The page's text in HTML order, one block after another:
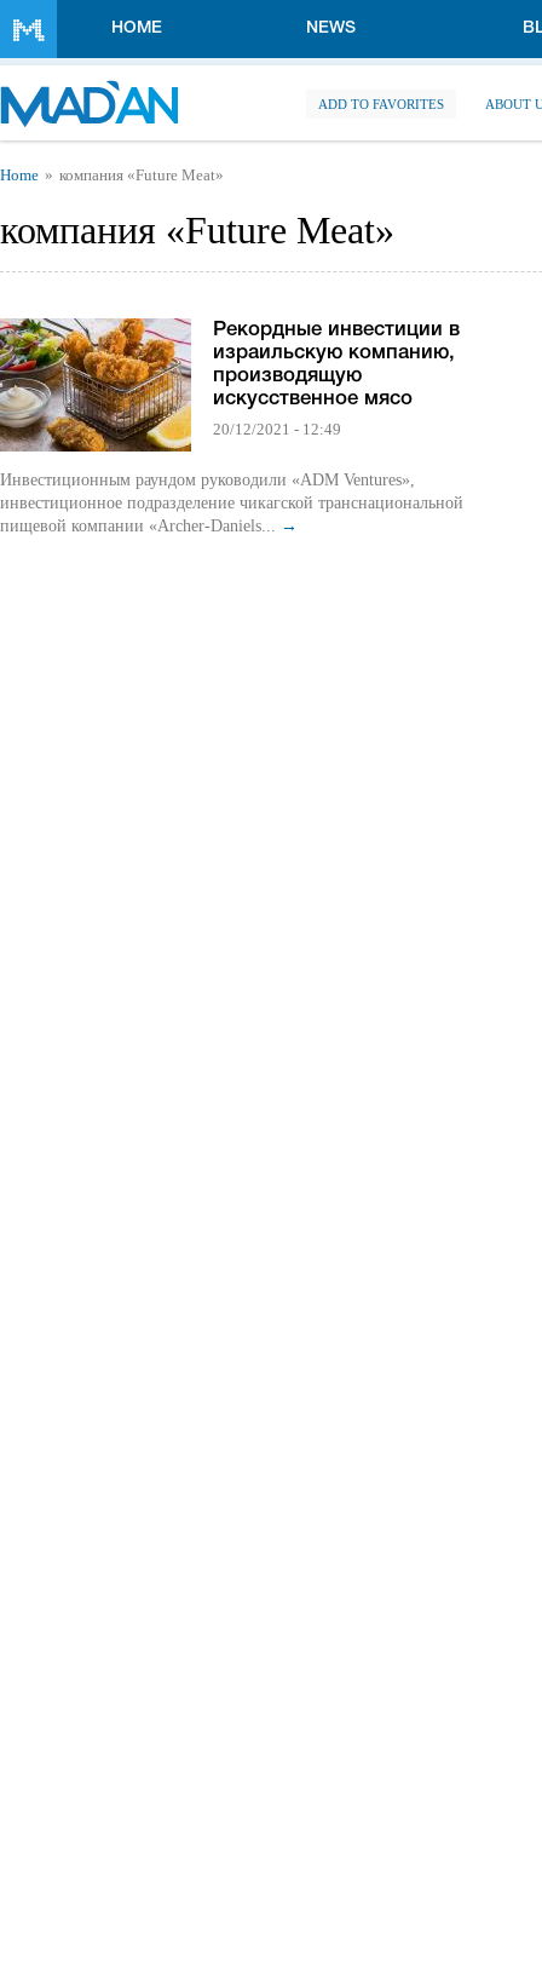
HOME NEWS
ADD TO FAVORITES ABOUT
You are here
Home компания «Future Meat»
компания «Future Meat»
Рекордные инвестиции в
израильскую компанию,
производящую
искусственное мясо
20/12/2021 - 12:49
Инвестиционным раундом руководили «ADM Ventures»,
инвестиционное подразделение чикагской транснациональной
пищевой компании «Archer-Daniels... →